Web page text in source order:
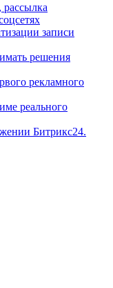
рассылка
записи
решения
рекламного
реального
Битрикс24.